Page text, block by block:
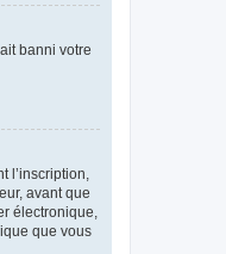
banni votre
l’inscription,
avant que
électronique,
que vous